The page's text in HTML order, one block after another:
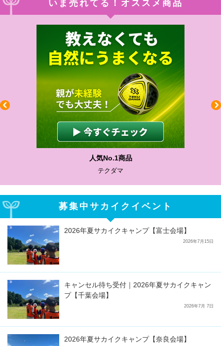
いま売れてる！オススメ商品
わかりやすい質問に沿って書ける
サカイクサッカーノート
募集中サカイクイベント
2026年夏サカイクキャンプ【富士会場】
2026年7月15日
キャンセル待ち受付｜2026年夏サカイクキャン
プ【千葉会場】
2026年7月 7日
2026年夏サカイクキャンプ【奈良会場】